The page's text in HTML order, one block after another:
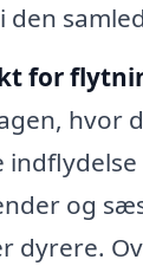
den
for
hvor
og
dyrere.